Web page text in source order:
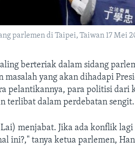
parlemen di Taipei, Taiwan 17 Mei
berteriak dalam sidang
yang akan dihadapi
pelantikannya, para politisi dari
terlibat dalam perdebatan sengit.
menjabat. Jika ada konflik
ini?," tanya ketua parlemen,